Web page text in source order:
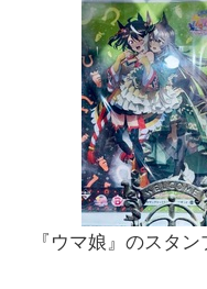
『ウマ娘』のスタ